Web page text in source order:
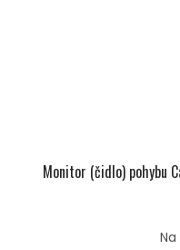
Monitor (čidlo) pohybu